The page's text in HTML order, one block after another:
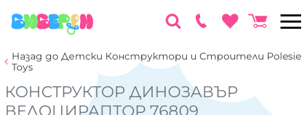
Назад до Детски Конструктори и Строители Polesie
Toys
КОНСТРУКТОР ДИНОЗАВЪР
ВЕЛОЦИРАПТОР 76809